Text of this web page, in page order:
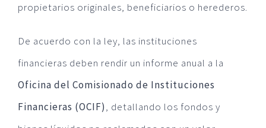
propietarios originales, beneficiarios o herederos.
De acuerdo con la ley, las instituciones
financieras deben rendir un informe anual a la
Oficina del Comisionado de Instituciones
Financieras (OCIF), detallando los fondos y